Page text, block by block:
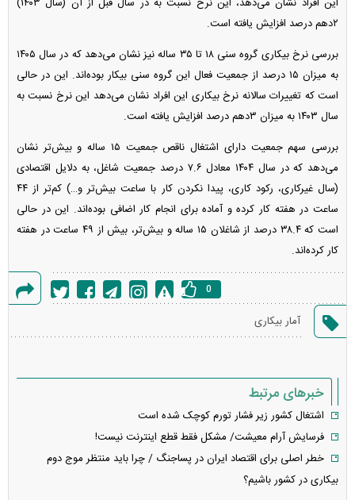
۲دهم درصد افزایش یافته است.
بررسی نرخ بیکاری گروه سنی ۱۸ تا ۳۵ ساله نیز نشان می‌دهد که در سال ۱۴۰۵
به میزان ۱۵ درصد از جمعیت فعال این گروه سنی بیکار بوده‌اند. این در حالی
است که تغییرات سالانه نرخ بیکاری این افراد نشان می‌دهد این نرخ نسبت به
سال ۱۴۰۳ به میزان ۳دهم درصد افزایش یافته است.
بررسی سهم جمعیت دارای اشتغال ناقص جمعیت ۱۵ ساله و بیش‌تر نشان
می‌دهد که در سال ۱۴۰۴ معادل ۷.۶ درصد جمعیت شاغل، به دلایل اقتصادی
(سال غیرکاری، رکود کاری، پیدا نکردن کار با ساعت بیش‌تر و…) کم‌تر از ۴۴
ساعت در هفته کار کرده و آماده برای انجام کار اضافی بوده‌اند. این در حالی
است که ۳۸.۴ درصد از شاغلان ۱۵ ساله و بیش‌تر، بیش از ۴۹ ساعت در هفته
کار کرده‌اند.
خطا
0
آمار بیکاری
خبرهای مرتبط
اشتغال کشور زیر فشار تورم کوچک شده است
فرسایش آرام معیشت/ مشکل فقط قطع اینترنت نیست!
خطر اصلی برای اقتصاد ایران در پساجنگ / چرا باید منتظر موج دوم
بیکاری در کشور باشیم؟